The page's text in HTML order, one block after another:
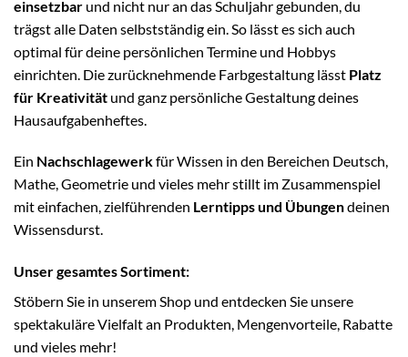
einsetzbar und nicht nur an das Schuljahr gebunden, du
trägst alle Daten selbstständig ein. So lässt es sich auch
optimal für deine persönlichen Termine und Hobbys
einrichten. Die zurücknehmende Farbgestaltung lässt Platz
für Kreativität und ganz persönliche Gestaltung deines
Hausaufgabenheftes.
Ein Nachschlagewerkfür Wissen in den Bereichen Deutsch,
Mathe, Geometrie und vieles mehr stillt im Zusammenspiel
mit einfachen, zielführenden Lerntipps und Übungendeinen
Wissensdurst.
Unser gesamtes Sortiment:
Stöbern Sie in unserem Shop und entdecken Sie unsere
spektakuläre Vielfalt an Produkten, Mengenvorteile, Rabatte
und vieles mehr!